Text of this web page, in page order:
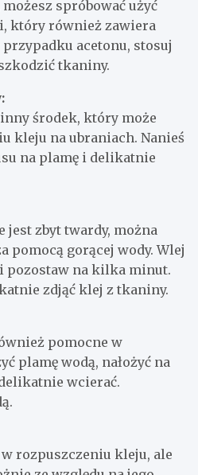
spróbować użyć
który również zawiera
acetonu, stosuj
tkaniny.
środek, który może
kleju na ubraniach. Nanieś
na plamę i delikatnie
jest zbyt twardy, można
pomocą gorącej wody. Wlej
pozostaw na kilka minut.
zdjąć klej z tkaniny.
pomocne w
plamę wodą, nałożyć na
wcierać.
rozpuszczeniu kleju, ale